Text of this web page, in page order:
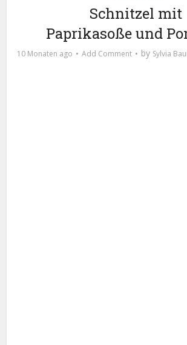
Schnitzel mit
Paprikasoße und
10 Monaten ago Add Comment by Sylvia